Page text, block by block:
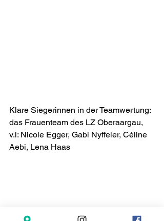
Klare Siegerinnen in der Teamwertung:
das Frauenteam des LZ Oberaargau,
v.l: Nicole Egger, Gabi Nyffeler, Céline
Aebi, Lena Haas